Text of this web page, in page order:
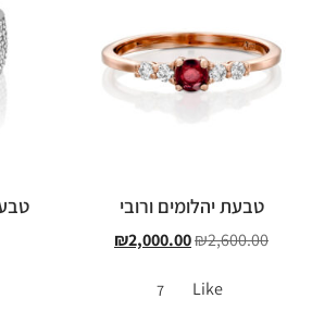
טבעת יהלומים ורובי
₪2,600.00
₪2,000.00
Like
7